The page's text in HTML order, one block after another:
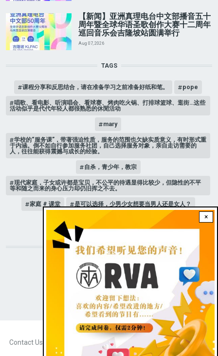
×
【新闻】亚洲真理电台中文部播音五十
周年暨全球华语圣歌创作大赛十二周年
巡回音乐会吉隆坡站圆满举行
Aug 07, 2026
TAGS
课程分享和反思结合，请在准备学习之前准备好纸和笔。 pope
唱歌、看电影、听演唱会、看球赛、烤肉吃火锅、打排球篮球、逛街…这些
活动似乎是代代年轻人都很熟悉的休閒活动
mary
学校的“服务课”，带著强迫性质，服务的范围也欠缺实质意义，有时形式重
于内涵。倒不如自行参加服务社团，自己选择服务对象，亲自走访需要的
人，往往能获得震撼与成长的经验。
自杀，青少年，教宗
现代家庭，子女或许都是宝贝，不公平的待遇显得比较少，但隐性的不平
等和随之而来的身心压力却仍旧挥之不去。
家庭 # 课堂 是可以选择，少男少女想要当男人还是女人？
STAY CONNECTED WITH US!
Contact Us
Dark theme